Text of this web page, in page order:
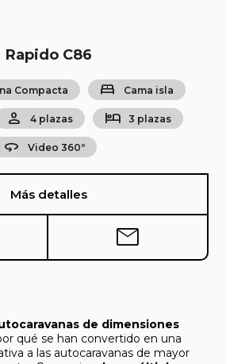
Rapido C86
Compacta bed Cama isla
person 4 plazas hotel 3 plazas
360 Video 360º
Más detalles
mail
de dimensiones
qué se han convertido en una
a las autocaravanas de mayor